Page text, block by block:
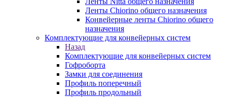
Ленты Chiorino общего назначения
Конвейерные ленты Chiorino общего
назначения
Комплектующие для конвейерных систем
Назад
Комплектующие для конвейерных систем
Гофроборта
Замки для соединения
Профиль поперечный
Профиль продольный